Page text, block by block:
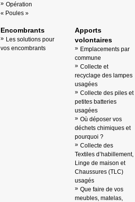
Opération
« Poules »
Encombrants
Les solutions pour
vos encombrants
Apports
volontaires
Emplacements par
commune
Collecte et
recyclage des lampes
usagées
Collecte des piles et
petites batteries
usagées
Où déposer vos
déchets chimiques et
pourquoi ?
Collecte des
Textiles d’habillement,
Linge de maison et
Chaussures (TLC)
usagés
Que faire de vos
meubles, matelas,